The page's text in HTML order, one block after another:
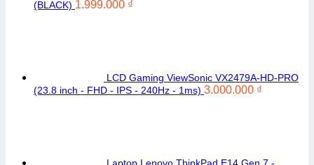
(BLACK) 1.999.000 ₫
LCD Gaming ViewSonic VX2479A-HD-PRO
(23.8 inch - FHD - IPS - 240Hz - 1ms) 3.000.000 ₫